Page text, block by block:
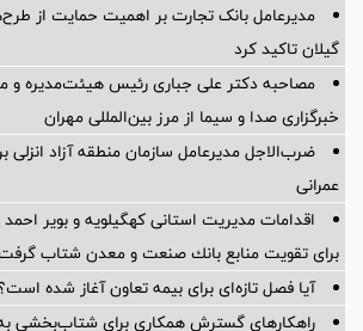
مدیرعامل بانک تجارت بر اهمیت حمایت از
گیلان تاکید کرد
مصاحبه دکتر علی جباری رئیس هیئت‌مدیره و
خبرگزاری صدا و سیما از مرز بین‌المللی مهران
ضرب‌الاجل مدیرعامل سازمان منطقه آزاد انزلی
عمرانی
اقدامات مدیریت استانی كهگیلویه و بویر
برای تقویت منابع بانك صنعت و معدن شتاب
آیا فصل تازه‌ای برای بیمه تعاون آغاز شده
راهکارهای گسترش همکاری برای شتاب‌بخشی